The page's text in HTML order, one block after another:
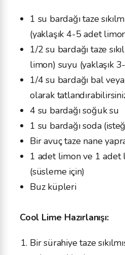
1 su bardağı taze
(yaklaşık 4-5 adet
1/2 su bardağı taze
limon) suyu (yaklaşık
1/4 su bardağı bal
olarak
4 su bardağı soğuk su
1 su bardağı soda
Bir avuç taze nane
1 adet limon ve 1
(süsleme için)
Buz küpleri
Cool Lime Hazırlanışı:
Bir sürahiye taze